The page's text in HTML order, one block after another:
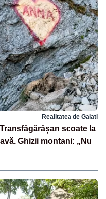
Realitatea de Galati
scoate la
Ghizii montani: „Nu